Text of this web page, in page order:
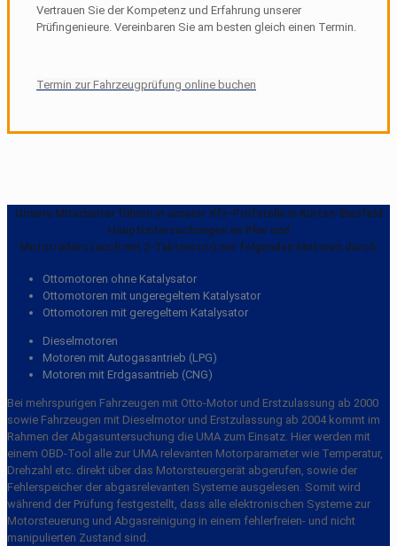
Vertrauen Sie der Kompetenz und Erfahrung unserer
Prüfingenieure. Vereinbaren Sie am besten gleich einen Termin.
Termin zur Fahrzeugprüfung online buchen
Unsere Mitarbeiter führen in unserer Kfz-Prüfstelle in Kürten-Biesfeld
Hauptuntersuchungen an Pkw und
Motorrädern (auch mit 2-Taktmotor) mit folgenden Motoren durch:
Ottomotoren ohne Katalysator
Ottomotoren mit ungeregeltem Katalysator
Ottomotoren mit geregeltem Katalysator
Dieselmotoren
Motoren mit Autogasantrieb (LPG)
Motoren mit Erdgasantrieb (CNG)
Bei mehrspurigen Fahrzeugen mit Otto-Motor und Erstzulassung ab 2000
sowie Fahrzeugen mit Dieselmotor und Erstzulassung ab 2004 kommt im
Rahmen der Abgasuntersuchung die UMA zum Einsatz. Hier werden mit
einem OBD-Tool alle zur UMA relevanten Motorparameter wie Temperatur,
Drehzahl etc. direkt über das Motorsteuergerät abgerufen, sowie der
Fehlerspeicher der abgasrelevanten Systeme ausgelesen. Somit wird
während der Prüfung festgestellt, dass alle elektronischen Systeme zur
Motorsteuerung und Abgasreinigung in einem fehlerfreien- und nicht
manipulierten Zustand sind.